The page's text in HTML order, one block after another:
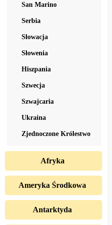
San Marino
Serbia
Słowacja
Słowenia
Hiszpania
Szwecja
Szwajcaria
Ukraina
Zjednoczone Królestwo
Afryka
Ameryka Środkowa
Antarktyda